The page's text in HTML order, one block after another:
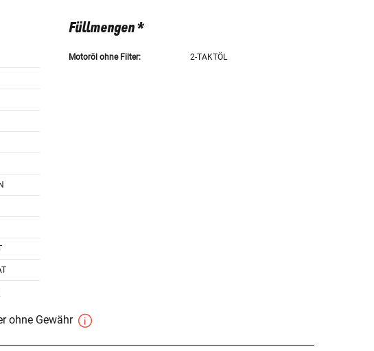
Füllmengen *
Motoröl ohne Filter: 2-TAKTÖL
ohne Gewähr